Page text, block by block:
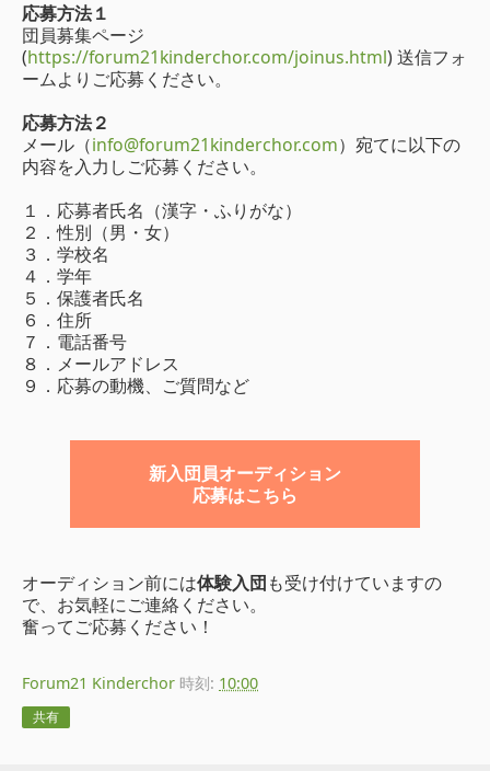
応募方法１
団員募集ページ
(https://forum21kinderchor.com/joinus.html) 送信フォ
ームよりご応募ください。
応募方法２
メール（info@forum21kinderchor.com）宛てに以下の
内容を入力しご応募ください。
１．応募者氏名（漢字・ふりがな）
２．性別（男・女）
３．学校名
４．学年
５．保護者氏名
６．住所
７．電話番号
８．メールアドレス
９．応募の動機、ご質問など
新入団員オーディション
応募はこちら
オーディション前には体験入団も受け付けていますの
で、お気軽にご連絡ください。
奮ってご応募ください！
Forum21 Kinderchor 時刻: 10:00
共有